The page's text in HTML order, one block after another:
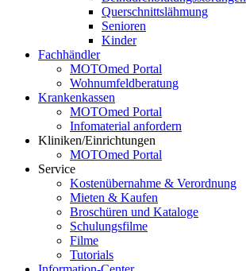
Querschnittslähmung
Senioren
Kinder
Fachhändler
MOTOmed Portal
Wohnumfeldberatung
Krankenkassen
MOTOmed Portal
Infomaterial anfordern
Kliniken/Einrichtungen
MOTOmed Portal
Service
Kostenübernahme & Verordnung
Mieten & Kaufen
Broschüren und Kataloge
Schulungsfilme
Filme
Tutorials